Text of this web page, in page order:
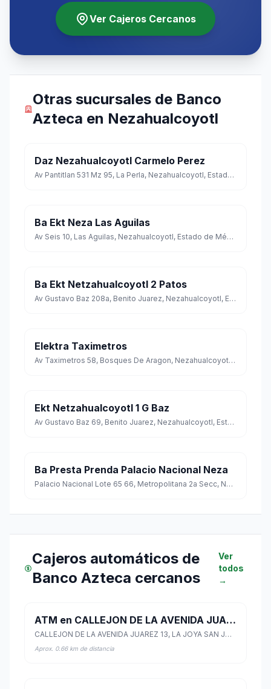
Ver Cajeros Cercanos
Otras sucursales de Banco
Azteca en Nezahualcoyotl
Daz Nezahualcoyotl Carmelo Perez
Av Pantitlan 531 Mz 95, La Perla, Nezahualcoyotl, Estado de México
Ba Ekt Neza Las Aguilas
Av Seis 10, Las Aguilas, Nezahualcoyotl, Estado de México
Ba Ekt Netzahualcoyotl 2 Patos
Av Gustavo Baz 208a, Benito Juarez, Nezahualcoyotl, Estado de México
Elektra Taximetros
Av Taximetros 58, Bosques De Aragon, Nezahualcoyotl, Estado de México
Ekt Netzahualcoyotl 1 G Baz
Av Gustavo Baz 69, Benito Juarez, Nezahualcoyotl, Estado de México
Ba Presta Prenda Palacio Nacional Neza
Palacio Nacional Lote 65 66, Metropolitana 2a Secc, Nezahualcoyotl, Estado de México
Cajeros automáticos de
Banco Azteca cercanos
Ver
todos
→
ATM en CALLEJON DE LA AVENIDA JUAREZ 13
CALLEJON DE LA AVENIDA JUAREZ 13, LA JOYA SAN JUAN IXTACALA, Tlalnepantla de Baz, México
Aprox. 0.66 km de distancia